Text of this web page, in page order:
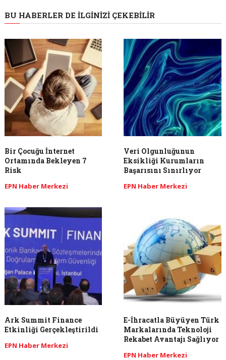
BU HABERLER DE İLGINIZI ÇEKEBILIR
Bir Çocuğu İnternet
Ortamında Bekleyen 7
Risk
EPN Haber Merkezi
Veri Olgunluğunun
Eksikliği Kurumların
Başarısını Sınırlıyor
EPN Haber Merkezi
Ark Summit Finance
Etkinliği Gerçekleştirildi
EPN Haber Merkezi
E-İhracatla Büyüyen Türk
Markalarında Teknoloji
Rekabet Avantajı Sağlıyor
EPN Haber Merkezi